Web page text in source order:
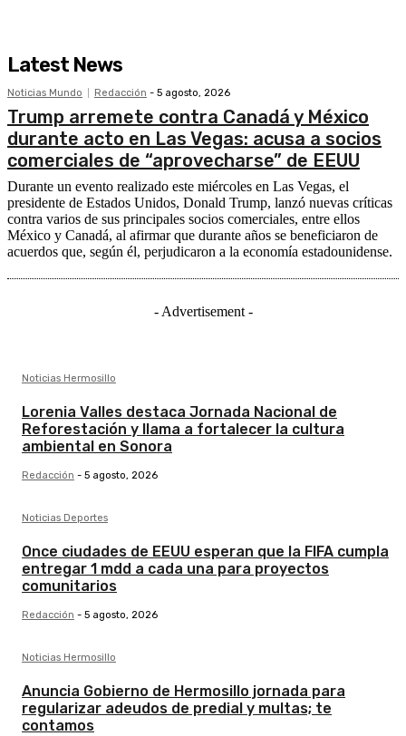
Latest News
Noticias Mundo Redacción - 5 agosto, 2026
Trump arremete contra Canadá y México
durante acto en Las Vegas: acusa a socios
comerciales de “aprovecharse” de EEUU
Durante un evento realizado este miércoles en Las Vegas, el
presidente de Estados Unidos, Donald Trump, lanzó nuevas críticas
contra varios de sus principales socios comerciales, entre ellos
México y Canadá, al afirmar que durante años se beneficiaron de
acuerdos que, según él, perjudicaron a la economía estadounidense.
- Advertisement -
Noticias Hermosillo
Lorenia Valles destaca Jornada Nacional de
Reforestación y llama a fortalecer la cultura
ambiental en Sonora
Redacción - 5 agosto, 2026
Noticias Deportes
Once ciudades de EEUU esperan que la FIFA cumpla
entregar 1 mdd a cada una para proyectos
comunitarios
Redacción - 5 agosto, 2026
Noticias Hermosillo
Anuncia Gobierno de Hermosillo jornada para
regularizar adeudos de predial y multas; te
contamos